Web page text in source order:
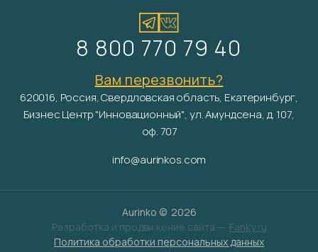
8 800 770 79 40
Вам перезвонить?
620016, Россия, Свердловская область, Екатеринбург,
Бизнес Центр "Инновационный", ул. Амундсена, д. 107,
оф. 707
info@aurinkos.com
Aurinko © 2026
Разработка и продвижение сайта — Fanky.ru
Политика обработки персональных данных